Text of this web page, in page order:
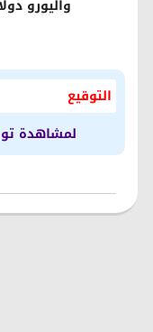
واليورو
التوقيع
لمشاهدة